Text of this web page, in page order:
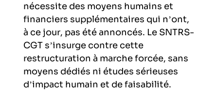
nécessite des moyens humains et
financiers supplémentaires qui n’ont,
à ce jour, pas été annoncés. Le SNTRS-
CGT s’insurge contre cette
restructuration à marche forcée, sans
moyens dédiés ni études sérieuses
d’impact humain et de faisabilité.